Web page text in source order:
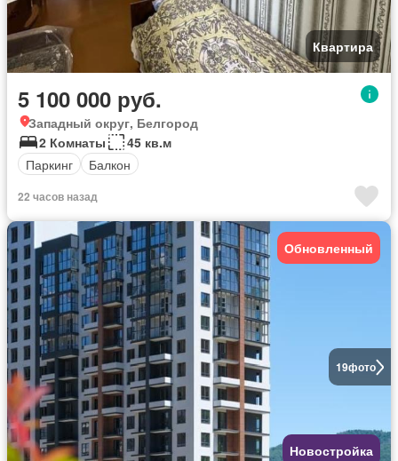
Квартира
5 100 000 руб.
Западный округ, Белгород
2 Комнаты
45 кв.м
Паркинг
Балкон
22 часов назад
19фото
Обновленный
Новостройка